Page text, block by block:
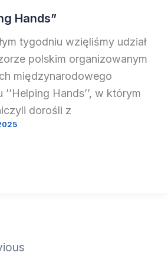
Hands”
tygodniu wzięliśmy udział
polskim organizowanym
międzynarodowego
’’Helping Hands’’, w którym
dorośli z